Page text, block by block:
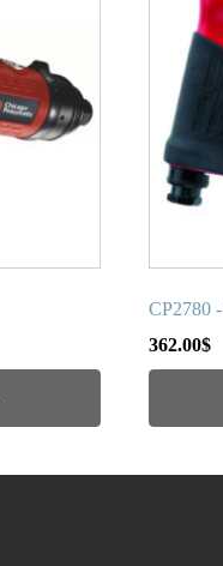
CP2780
362.00$